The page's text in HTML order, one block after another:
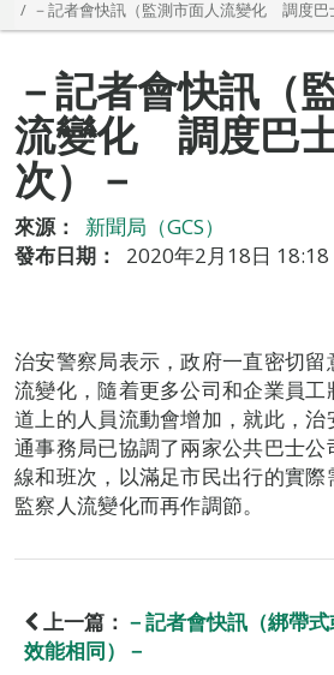
－記者會快訊（監測市面人流變化 調度巴
－記者會快訊（
流變化 調度巴
次）－
來源：
新聞局（GCS）
發布日期：
2020年2月18日 18:18
治安警察局表示，政府一直密切留
流變化，隨着更多公司和企業員
道上的人員流動會增加，就此，
通事務局已協調了兩家公共巴士
線和班次，以滿足市民出行的實
監察人流變化而再作調節。
上一篇： －記者會快訊（綁帶
效能相同）－